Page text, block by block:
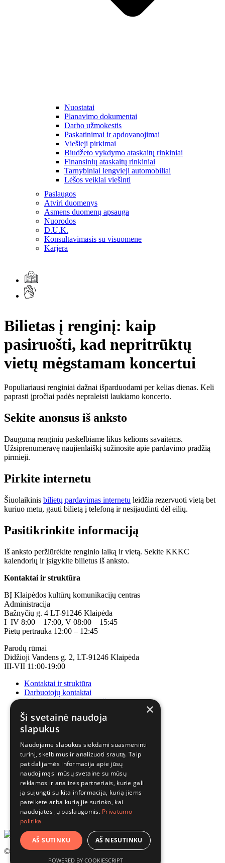
Nuostatai
Planavimo dokumentai
Darbo užmokestis
Paskatinimai ir apdovanojimai
Viešieji pirkimai
Biudžeto vykdymo ataskaitų rinkiniai
Finansinių ataskaitų rinkiniai
Tarnybiniai lengvieji automobiliai
Lėšos veiklai viešinti
Paslaugos
Atviri duomenys
Asmens duomenų apsauga
Nuorodos
D.U.K.
Konsultavimasis su visuomene
Karjera
Bilietas į renginį: kaip
pasiruošti, kad nepritrūktų
vietų mėgstamam koncertui
Populiariausi renginiai dažnai išparduodami per kelias dienas. Keli
paprasti įpročiai padės nepraleisti laukiamo koncerto.
Sekite anonsus iš anksto
Daugumą renginių paskelbiame likus kelioms savaitėms.
Užsiprenumeravę naujienlaiškį sužinosite apie pardavimo pradžią
pirmieji.
Pirkite internetu
Šiuolaikinis bilietų pardavimas internetu leidžia rezervuoti vietą bet
kuriuo metu, gauti bilietą į telefoną ir nesijaudinti dėl eilių.
Pasitikrinkite informaciją
Iš anksto peržiūrėkite renginio laiką ir vietą. Sekite KKKC
kalendorių ir įsigykite bilietus iš anksto.
Kontaktai ir struktūra
BĮ Klaipėdos kultūrų komunikacijų centras
Administracija
Bažnyčių g. 4 LT-91246 Klaipėda
I–IV 8:00 – 17:00, V 08:00 – 15:45
Pietų pertrauka 12:00 – 12:45
Parodų rūmai
Didžioji Vandens g. 2, LT-91246 Klaipėda
III-VII 11:00-19:00
Kontaktai ir struktūra
Darbuotojų kontaktai
Administracinė informacija
Korupcijos prevencija
© 2025 Visos teisės saugomos.
×
Ši svetainė naudoja
slapukus
Naudojame slapukus siekdami suasmeninti
turinį, skelbimus ir analizuoti srautą. Taip
pat dalijamės informacija apie jūsų
naudojimąsi mūsų svetaine su mūsų
reklamos ir analizės partneriais, kurie gali
ją sujungti su kita informacija, kurią jiems
pateikėte arba kurią jie surinko, kai
naudojatės jų paslaugomis. Privatumo
politika
AŠ SUTINKU AŠ NESUTINKU
POWERED BY COOKIESCRIPT